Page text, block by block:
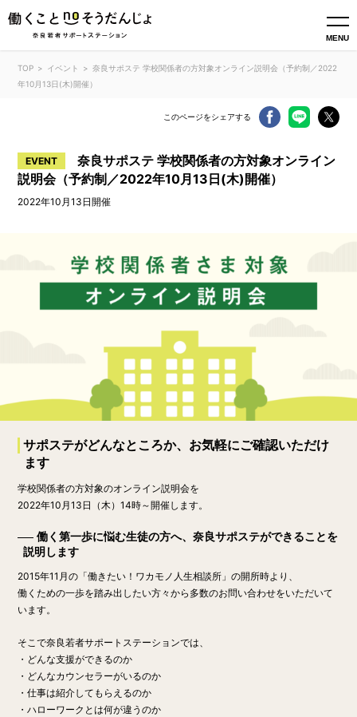
MENU
TOP イベント
奈良サポステ 学校関係者の方対象オンライン説明会（予約制／2022
年10月13日(木)開催）
このページをシェアする
EVENT
奈良サポステ 学校関係者の方対象オンライン
説明会（予約制／2022年10月13日(木)開催）
2022年10月13日開催
サポステがどんなところか、お気軽にご確認いただけ
ます
学校関係者の方対象のオンライン説明会を
2022年10月13日（木）14時～開催します。
働く第一歩に悩む生徒の方へ、奈良サポステができることを
説明します
2015年11月の「働きたい！ワカモノ人生相談所」の開所時より、
働くための一歩を踏み出したい方々から多数のお問い合わせをいただいて
います。
そこで奈良若者サポートステーションでは、
・どんな支援ができるのか
・どんなカウンセラーがいるのか
・仕事は紹介してもらえるのか
・ハローワークとは何が違うのか